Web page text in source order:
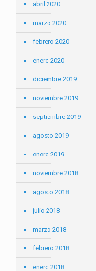
abril 2020
marzo 2020
febrero 2020
enero 2020
diciembre 2019
noviembre 2019
septiembre 2019
agosto 2019
enero 2019
noviembre 2018
agosto 2018
julio 2018
marzo 2018
febrero 2018
enero 2018